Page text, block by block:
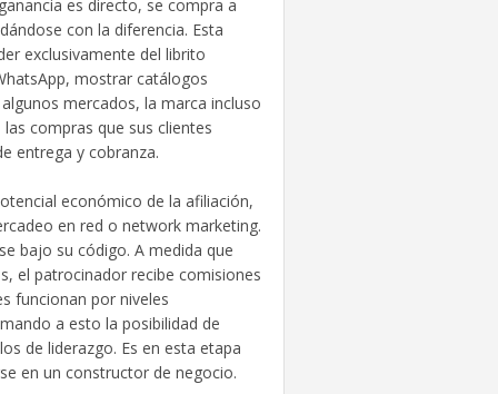
es directo, se compra a
con la diferencia. Esta
exclusivamente del librito
mostrar catálogos
mercados, la marca incluso
compras que sus clientes
entrega y cobranza.
económico de la afiliación,
en red o network marketing.
bajo su código. A medida que
el patrocinador recibe comisiones
funcionan por niveles
a esto la posibilidad de
de liderazgo. Es en esta etapa
en un constructor de negocio.